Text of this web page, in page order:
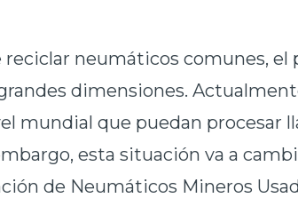
reciclar neumáticos comunes,
dimensiones.
mundial que puedan procesar
esta situación va a
de Neumáticos Mineros